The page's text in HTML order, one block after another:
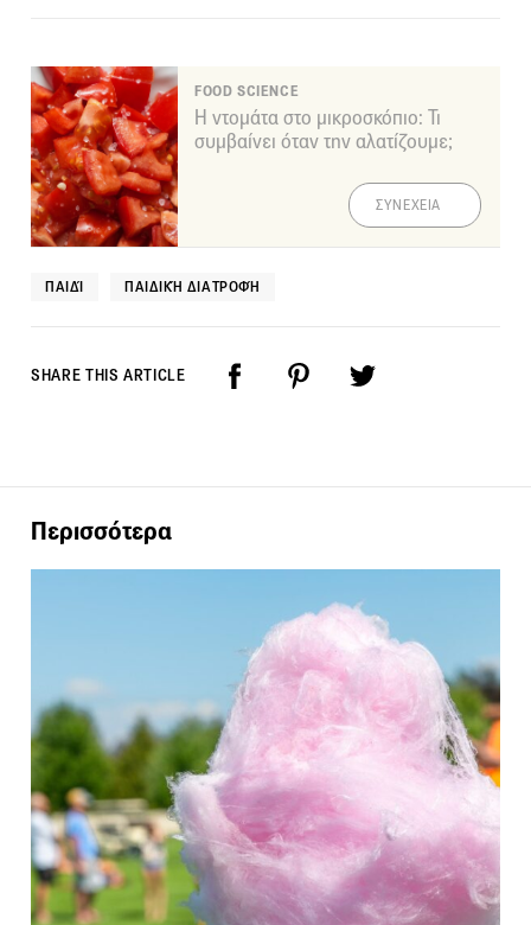
FOOD SCIENCE
Η ντομάτα στο μικροσκόπιο: Τι
συμβαίνει όταν την αλατίζουμε;
ΣΥΝΕΧΕΙΑ
ΠΑΙΔΊ ΠΑΙΔΙΚΉ ΔΙΑΤΡΟΦΉ
SHARE THIS ARTICLE
Περισσότερα